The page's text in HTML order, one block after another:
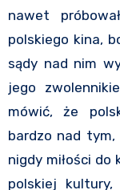
nawet
polskiego kina,
sądy nad nim
jego
mówić, że
bardzo nad tym,
nigdy miłości
polskiej